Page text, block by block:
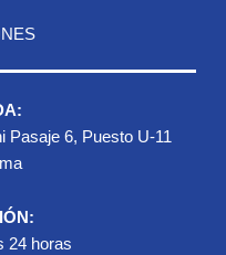
Pasaje 6, Puesto U-11
24 horas